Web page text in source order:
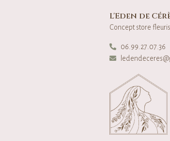
L'Eden de
Concept store
06.99.27.07.36